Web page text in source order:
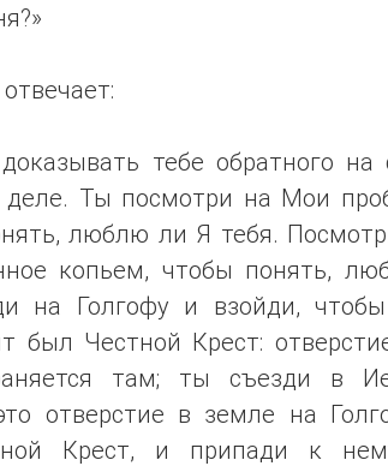
тебе обратного на
деле. Ты посмотри на Мои
люблю ли Я тебя.
копьем, чтобы понять,
на Голгофу и взойди,
был Честной Крест:
там; ты съезди в
отверстие в земле на
Крест, и припади к